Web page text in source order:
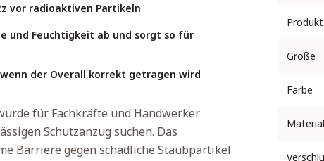
vor radioaktiven Partikeln
und Feuchtigkeit ab und sorgt so für
der Overall korrekt getragen wird
für Fachkräfte und Handwerker
Schutzanzug suchen. Das
Barriere gegen schädliche Staubpartikel
Produkt
Größe
Farbe
Material